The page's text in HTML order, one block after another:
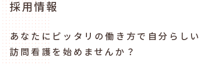
採用情報
あなたにピッタリの働き方で 自分らしい
訪問看護を始めませんか？